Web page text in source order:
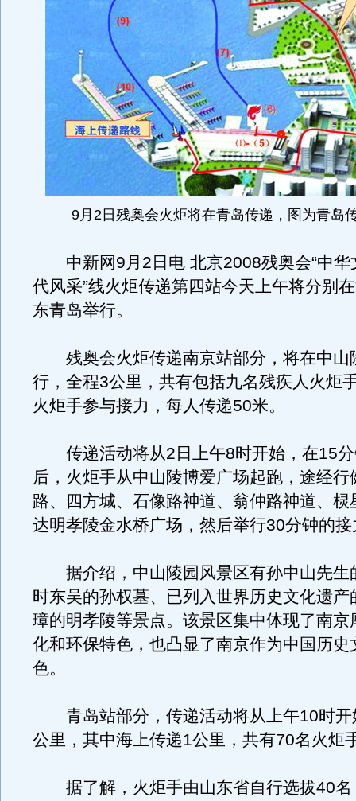
9月2日残奥会火炬将在青岛传递，图为青岛
中新网9月2日电 北京2008残奥会“中华
代风采”线火炬传递第四站今天上午将分别
东青岛举行。
残奥会火炬传递南京站部分，将在中山
行，全程3公里，共有包括九名残疾人火炬
火炬手参与接力，每人传递50米。
传递活动将从2日上午8时开始，在15分
后，火炬手从中山陵博爱广场起跑，途经行
路、四方城、石像路神道、翁仲路神道、棂
达明孝陵金水桥广场，然后举行30分钟的
据介绍，中山陵园风景区有孙中山先生
时东吴的孙权墓、已列入世界历史文化遗产
璋的明孝陵等景点。该景区集中体现了南京
化和环保特色，也凸显了南京作为中国历史
色。
青岛站部分，传递活动将从上午10时开
公里，其中海上传递1公里，共有70名火炬
据了解，火炬手由山东省自行选拔40名